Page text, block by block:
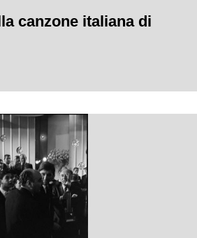
canzone italiana di